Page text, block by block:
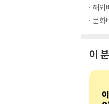
해외
문화
이